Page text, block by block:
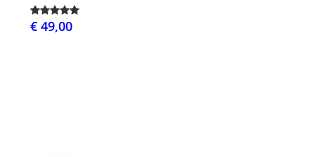
€ 49,00